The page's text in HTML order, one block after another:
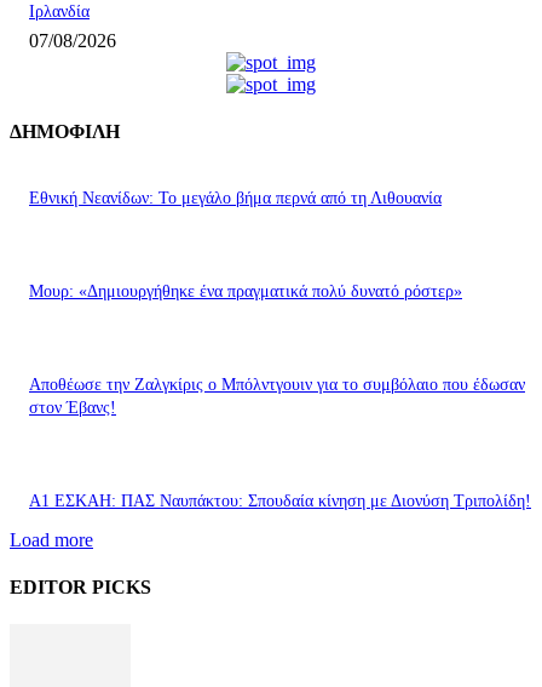
Ιρλανδία
07/08/2026
ΔΗΜΟΦΙΛΗ
Εθνική Νεανίδων: Το μεγάλο βήμα περνά από τη Λιθουανία
Μουρ: «Δημιουργήθηκε ένα πραγματικά πολύ δυνατό ρόστερ»
Aποθέωσε την Ζαλγκίρις ο Μπόλντγουιν για το συμβόλαιο που έδωσαν
στον Έβανς!
Α1 ΕΣΚΑΗ: ΠΑΣ Ναυπάκτου: Σπουδαία κίνηση με Διονύση Τριπολίδη!
Load more
EDITOR PICKS